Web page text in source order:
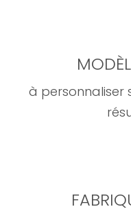
à personnaliser